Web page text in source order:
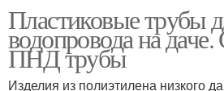
Пластиковые трубы
водопровода на
ПНД трубы
Изделия из полиэтилена низкого